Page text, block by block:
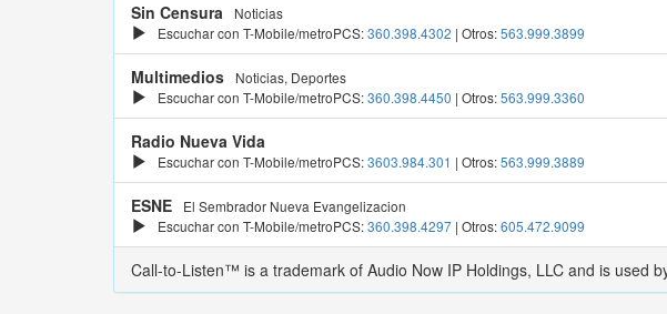
Sin Censura
Noticias
Escuchar con T-Mobile/metroPCS:360.398.4302 | Otros:563.999.3899
Multimedios
Noticias, Deportes
Escuchar con T-Mobile/metroPCS:360.398.4450 | Otros:563.999.3360
Radio Nueva Vida
Escuchar con T-Mobile/metroPCS:3603.984.301 | Otros:563.999.3889
ESNE
El Sembrador Nueva Evangelizacion
Escuchar con T-Mobile/metroPCS:360.398.4297 | Otros:605.472.9099
Call-to-Listen™ is a trademark of Audio Now IP Holdings, LLC and is used